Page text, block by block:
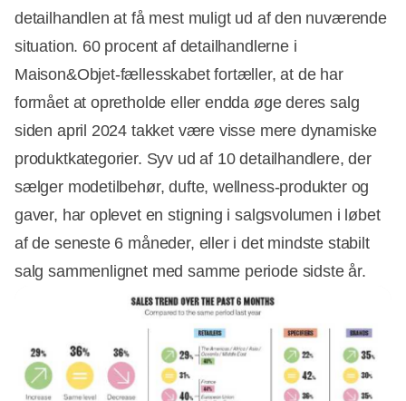
detailhandlen at få mest muligt ud af den nuværende
situation. 60 procent af detailhandlerne i
Maison&Objet-fællesskabet fortæller, at de har
formået at opretholde eller endda øge deres salg
siden april 2024 takket være visse mere dynamiske
produktkategorier. Syv ud af 10 detailhandlere, der
sælger modetilbehør, dufte, wellness-produkter og
gaver, har oplevet en stigning i salgsvolumen i løbet
af de seneste 6 måneder, eller i det mindste stabilt
salg sammenlignet med samme periode sidste år.